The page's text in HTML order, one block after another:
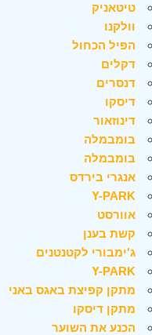
טיטאניק
וולקנו
הפיל הכחול
דקלים
דנסרים
דיסקו
דינוזאור
בומבמלה
בומבמלה
אנגרי בירדס
Y-PARK
אוורסט
קשת בענן
ג'ימבורי לקטנטנים
Y-PARK
מתקן קפיצת באגס באני
מתקן דיסקו
הכנע את השוער